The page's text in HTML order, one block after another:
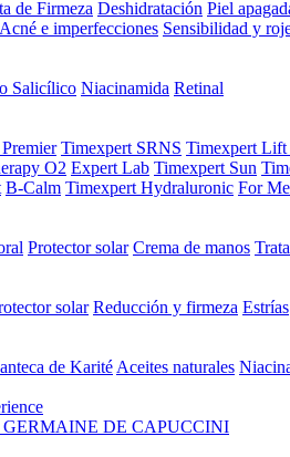
de Firmeza Deshidratación Piel
Acné e imperfecciones Sensibilidad y
Salicílico Niacinamida Retinal
Timexpert SRNS Timexpert
O2 Expert Lab Timexpert Sun
B-Calm Timexpert Hydraluronic For
Protector solar Crema de manos
solar Reducción y firmeza Estrías
de Karité Aceites naturales